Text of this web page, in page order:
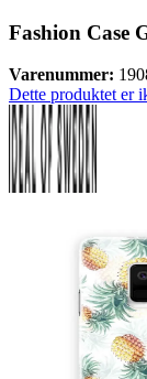
Fashion Case
Varenummer:
Dette produktet er